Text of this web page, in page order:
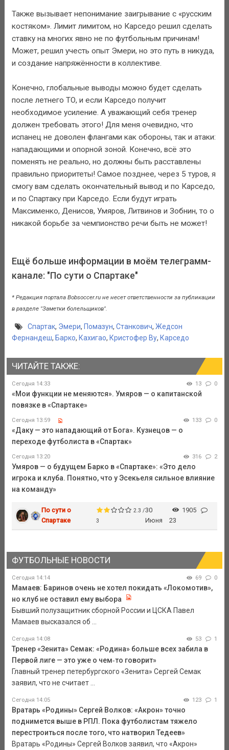
Также вызывает непонимание заигрывание с «русским
костяком». Лимит лимитом, но Карседо решил сделать
ставку на многих явно не по футбольным причинам!
Может, решил учесть опыт Эмери, но это путь в никуда,
и создание напряжённости в коллективе.
Конечно, глобальные выводы можно будет сделать
после летнего ТО, и если Карседо получит
необходимое усиление. А уважающий себя тренер
должен требовать этого! Для меня очевидно, что
испанец не доволен флангами как обороны, так и атаки:
нападающими и опорной зоной. Конечно, всё это
поменять не реально, но должны быть расставлены
правильно приоритеты! Самое позднее, через 5 туров, я
смогу вам сделать окончательный вывод и по Карседо,
и по Спартаку при Карседо. Если будут играть
Максименко, Денисов, Умяров, Литвинов и Зобнин, то о
никакой борьбе за чемпионство речи быть не может!
Ещё больше информации в моём телеграмм-
канале: "По сути о Спартаке"
* Редакция портала Bobsoccer.ru не несет ответственности за публикации
в разделе "Заметки болельщиков".
Спартак, Эмери, Помазун, Станкович, Жедсон
Фернандеш, Барко, Кахигао, Кристофер Ву, Карседо
ЧИТАЙТЕ ТАКЖЕ:
Сегодня 14:33 13 0
«Мои функции не меняются». Умяров — о капитанской
повязке в «Спартаке»
Сегодня 13:59 133 0
«Даку — это нападающий от Бога». Кузнецов — о
переходе футболиста в «Спартак»
Сегодня 13:20 316 2
Умяров — о будущем Барко в «Спартаке»: «Это дело
игрока и клуба. Понятно, что у Эсекьеля сильное влияние
на команду»
По сути о
Спартаке
2.3 /
3
30
Июня
1905
23
ФУТБОЛЬНЫЕ НОВОСТИ
Сегодня 14:14 69 0
Мамаев: Баринов очень не хотел покидать «Локомотив»,
но клуб не оставил ему выбора
Бывший полузащитник сборной России и ЦСКА Павел
Мамаев высказался об ...
Сегодня 14:08 53 1
Тренер «Зенита» Семак: «Родина» больше всех забила в
Первой лиге — это уже о чем‑то говорит»
Главный тренер петербургского «Зенита» Сергей Семак
заявил, что не считает ...
Сегодня 14:05 123 1
Вратарь «Родины» Сергей Волков: «Акрон» точно
поднимется выше в РПЛ. Пока футболистам тяжело
перестроиться после того, что натворил Тедеев»
Вратарь «Родины» Сергей Волков заявил, что «Акрон»